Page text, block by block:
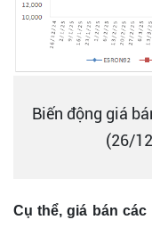
Biến động giá
(26/
Cụ thể, giá bán